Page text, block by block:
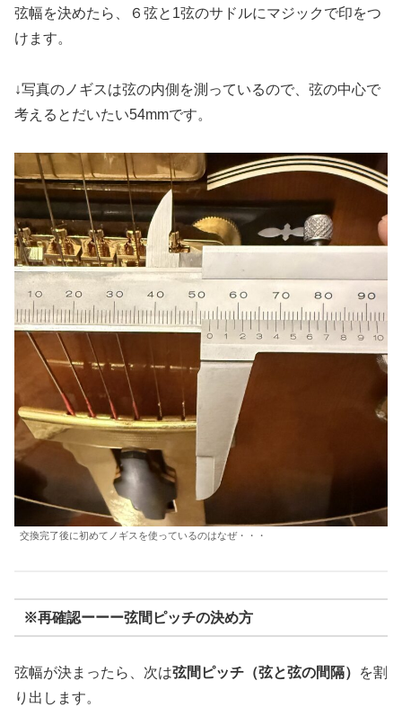
弦幅を決めたら、６弦と1弦のサドルにマジックで印をつ
けます。
↓写真のノギスは弦の内側を測っているので、弦の中心で
考えるとだいたい54mmです。
交換完了後に初めてノギスを使っているのはなぜ・・・
※再確認ーーー弦間ピッチの決め方
弦幅が決まったら、次は弦間ピッチ（弦と弦の間隔）
を割
り出します。